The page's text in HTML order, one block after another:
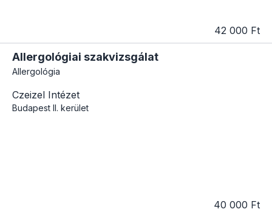
42 000 Ft
Allergológiai szakvizsgálat
Allergológia
Czeizel Intézet
Budapest II. kerület
40 000 Ft